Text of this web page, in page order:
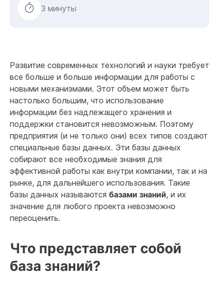
3 минуты
Развитие современных технологий и науки требует
все больше и больше информации для работы с
новыми механизмами. Этот объем может быть
настолько большим, что использование
информации без надлежащего хранения и
поддержки становится невозможным. Поэтому
предприятия (и не только они) всех типов создают
специальные базы данных. Эти базы данных
собирают все необходимые знания для
эффективной работы как внутри компании, так и на
рынке, для дальнейшего использования. Такие
базы данных называются базами знаний, и их
значение для любого проекта невозможно
переоценить.
Что представляет собой
база знаний?